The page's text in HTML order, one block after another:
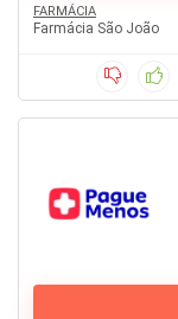
FARMÁCIA
Farmácia São João